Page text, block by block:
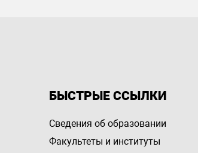
БЫСТРЫЕ ССЫЛКИ
Сведения об образовании
Факультеты и институты